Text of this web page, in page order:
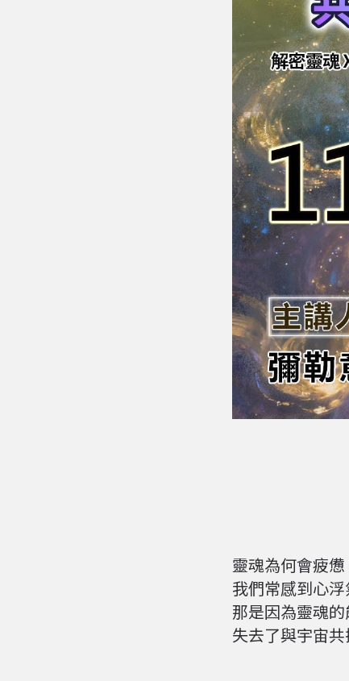
靈魂為何會疲
我們常感到心浮
那是因為靈魂
失去了與宇宙共